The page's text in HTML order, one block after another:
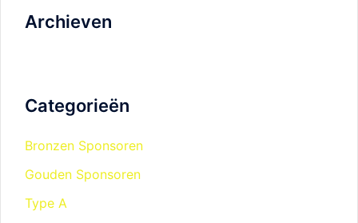
Archieven
Categorieën
Bronzen Sponsoren
Gouden Sponsoren
Type A